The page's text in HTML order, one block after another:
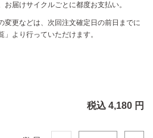
届けサイクルごとに都度お支払い。
変更などは、次回注文確定日の前日までに
より行っていただけます。
税込 4,180 円